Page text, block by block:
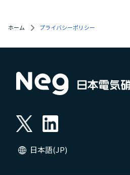
ホーム プライバシーポリシー
日本語(JP)